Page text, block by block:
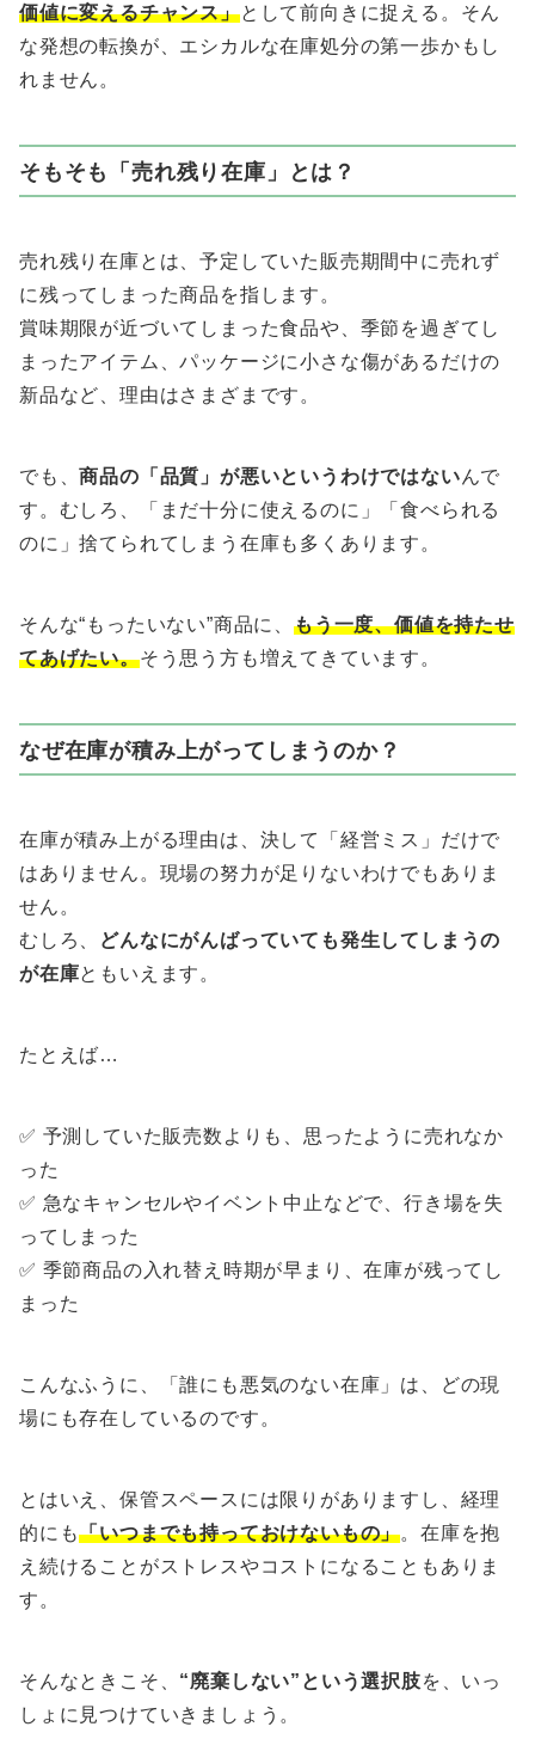
価値に変えるチャンス」として前向きに捉える。そん
な発想の転換が、エシカルな在庫処分の第一歩かもし
れません。
そもそも「売れ残り在庫」とは？
売れ残り在庫とは、予定していた販売期間中に売れず
に残ってしまった商品を指します。
賞味期限が近づいてしまった食品や、季節を過ぎてし
まったアイテム、パッケージに小さな傷があるだけの
新品など、理由はさまざまです。
でも、商品の「品質」が悪いというわけではないんで
す。むしろ、「まだ十分に使えるのに」「食べられる
のに」捨てられてしまう在庫も多くあります。
そんな“もったいない”商品に、 もう一度、価値を持たせ
てあげたい。そう思う方も増えてきています。
なぜ在庫が積み上がってしまうのか？
在庫が積み上がる理由は、決して「経営ミス」だけで
はありません。現場の努力が足りないわけでもありま
せん。
むしろ、
どんなにがんばっていても発生してしまうの
が在庫ともいえます。
たとえば…
✅ 予測していた販売数よりも、思ったように売れなか
った
✅ 急なキャンセルやイベント中止などで、行き場を失
ってしまった
✅ 季節商品の入れ替え時期が早まり、在庫が残ってし
まった
こんなふうに、「誰にも悪気のない在庫」は、どの現
場にも存在しているのです。
とはいえ、保管スペースには限りがありますし、経理
的にも「いつまでも持っておけないもの」。在庫を抱
え続けることがストレスやコストになることもありま
す。
そんなときこそ、 “廃棄しない”という選択肢を、いっ
しょに見つけていきましょう。